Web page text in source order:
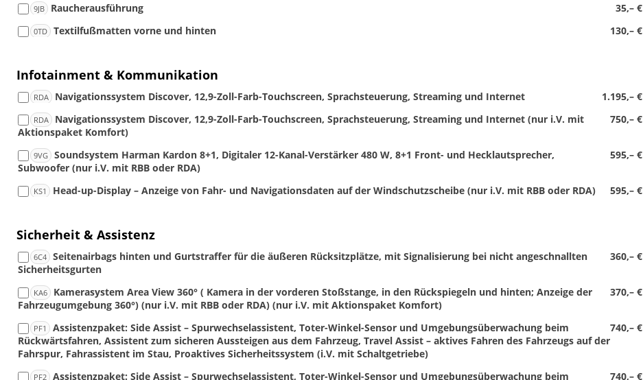
9JB 35,– €
Raucherausführung
0TD 130,– €
Textilfußmatten vorne und hinten
Infotainment & Kommunikation
RDA 1.195,– €
Navigationssystem Discover, 12,9-Zoll-Farb-Touchscreen, Sprachsteuerung, Streaming und Internet
RDA 750,– €
Navigationssystem Discover, 12,9-Zoll-Farb-Touchscreen, Sprachsteuerung, Streaming und Internet (nur i.V. mit
Aktionspaket Komfort)
9VG 595,– €
Soundsystem Harman Kardon 8+1, Digitaler 12-Kanal-Verstärker 480 W, 8+1 Front- und Hecklautsprecher,
Subwoofer (nur i.V. mit RBB oder RDA)
KS1 595,– €
Head-up-Display – Anzeige von Fahr- und Navigationsdaten auf der Windschutzscheibe (nur i.V. mit RBB oder RDA)
Sicherheit & Assistenz
6C4 360,– €
Seitenairbags hinten und Gurtstraffer für die äußeren Rücksitzplätze, mit Signalisierung bei nicht angeschnallten
Sicherheitsgurten
KA6 370,– €
Kamerasystem Area View 360° ( Kamera in der vorderen Stoßstange, in den Rückspiegeln und hinten; Anzeige der
Fahrzeugumgebung 360°) (nur i.V. mit RBB oder RDA) (nur i.V. mit Aktionspaket Komfort)
PF1 740,– €
Assistenzpaket: Side Assist – Spurwechselassistent, Toter-Winkel-Sensor und Umgebungsüberwachung beim
Rückwärtsfahren, Assistent zum sicheren Aussteigen aus dem Fahrzeug, Travel Assist – aktives Fahren des Fahrzeugs auf der
Fahrspur, Fahrassistent im Stau, Proaktives Sicherheitssystem (i.V. mit Schaltgetriebe)
PF2 740,– €
Assistenzpaket: Side Assist – Spurwechselassistent, Toter-Winkel-Sensor und Umgebungsüberwachung beim